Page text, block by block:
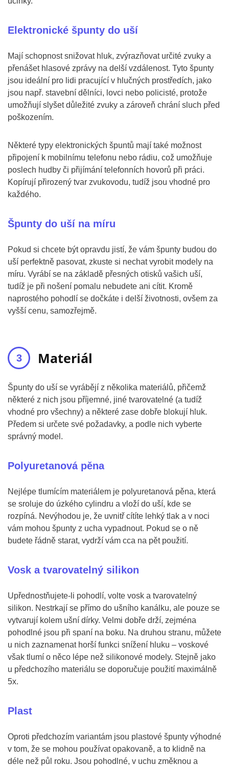
Elektronické špunty do uší
Mají schopnost snižovat hluk, zvýrazňovat určité zvuky a
přenášet hlasové zprávy na delší vzdálenost. Tyto špunty
jsou ideální pro lidi pracující v hlučných prostředích, jako
jsou např. stavební dělníci, lovci nebo policisté, protože
umožňují slyšet důležité zvuky a zároveň chrání sluch před
poškozením.
Některé typy elektronických špuntů mají také možnost
připojení k mobilnímu telefonu nebo rádiu, což umožňuje
poslech hudby či přijímání telefonních hovorů při práci.
Kopírují přirozený tvar zvukovodu, tudíž jsou vhodné pro
každého.
Špunty do uší na míru
Pokud si chcete být opravdu jistí, že vám špunty budou do
uší perfektně pasovat, zkuste si nechat vyrobit modely na
míru. Vyrábí se na základě přesných otisků vašich uší,
tudíž je při nošení pomalu nebudete ani cítit. Kromě
naprostého pohodlí se dočkáte i delší životnosti, ovšem za
vyšší cenu, samozřejmě.
Materiál
Špunty do uší se vyrábějí z několika materiálů, přičemž
některé z nich jsou příjemné, jiné tvarovatelné (a tudíž
vhodné pro všechny) a některé zase dobře blokují hluk.
Předem si určete své požadavky, a podle nich vyberte
správný model.
Polyuretanová pěna
Nejlépe tlumícím materiálem je polyuretanová pěna, která
se sroluje do úzkého cylindru a vloží do uší, kde se
rozpíná. Nevýhodou je, že uvnitř cítíte lehký tlak a v noci
vám mohou špunty z ucha vypadnout. Pokud se o ně
budete řádně starat, vydrží vám cca na pět použití.
Vosk a tvarovatelný silikon
Upřednostňujete-li pohodlí, volte vosk a tvarovatelný
silikon. Nestrkají se přímo do ušního kanálku, ale pouze se
vytvarují kolem ušní dírky. Velmi dobře drží, zejména
pohodlné jsou při spaní na boku. Na druhou stranu, můžete
u nich zaznamenat horší funkci snížení hluku – voskové
však tlumí o něco lépe než silikonové modely. Stejně jako
u předchozího materiálu se doporučuje použití maximálně
5x.
Plast
Oproti předchozím variantám jsou plastové špunty výhodné
v tom, že se mohou používat opakovaně, a to klidně na
déle než půl roku. Jsou pohodlné, v uchu změknou a